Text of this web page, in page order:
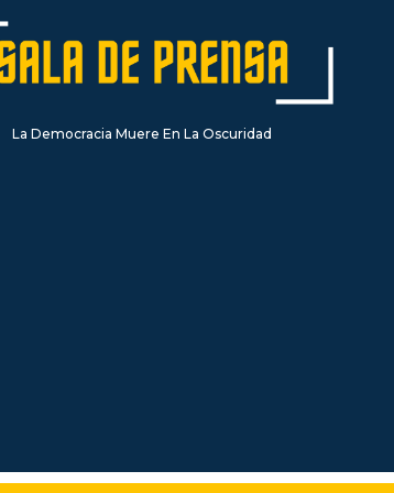
La Democracia Muere En La Oscuridad